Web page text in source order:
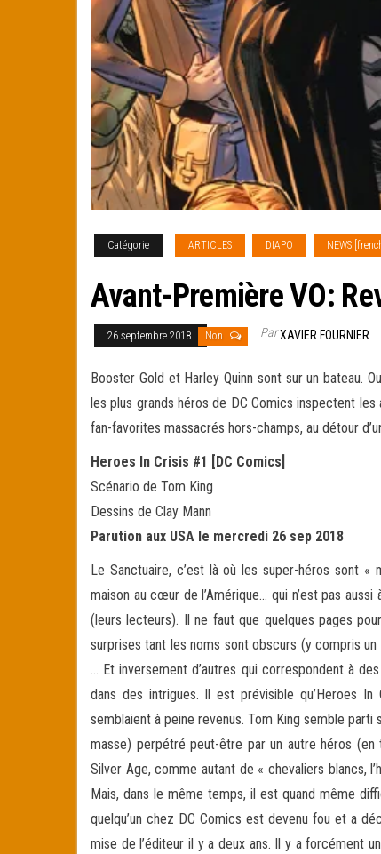
Catégorie ARTICLES DIAPO NEWS
Avant-Première VO:
26 septembre 2018 Non ParXAVIER FOURNIER
Booster Gold et Harley Quinn sont sur un bateau.
les plus grands héros de DC Comics inspectent les
fan-favorites massacrés hors-champs, au détour
Heroes In Crisis #1 [DC Comics]
Scénario de Tom King
Dessins de Clay Mann
Parution aux USA le mercredi 26 sep 2018
Le Sanctuaire, c’est là où les super-héros sont
maison au cœur de l’Amérique… qui n’est pas
(leurs lecteurs). Il ne faut que quelques pages
surprises tant les noms sont obscurs (y compris
… Et inversement d’autres qui correspondent à
dans des intrigues. Il est prévisible qu’Heroes
semblaient à peine revenus. Tom King semble
masse) perpétré peut-être par un autre héros
Silver Age, comme autant de « chevaliers blancs,
Mais, dans le même temps, il est quand même
quelqu’un chez DC Comics est devenu fou et a
mise de l’éditeur il y a deux ans. Il y a forcément